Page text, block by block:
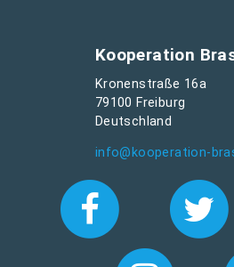
Kooperation
Kronenstraße 16a
79100 Freiburg
Deutschland
info@kooperation-